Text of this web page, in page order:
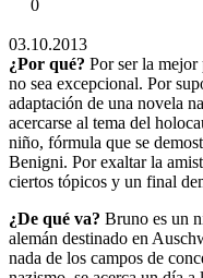
0
03.10.2013
¿Por qué? Por ser la mejor
no sea excepcional. Por
adaptación de una novela
acercarse al tema del
niño, fórmula que se
Benigni. Por exaltar la
ciertos tópicos y un final
¿De qué va? Bruno es un
alemán destinado en
nada de los campos de